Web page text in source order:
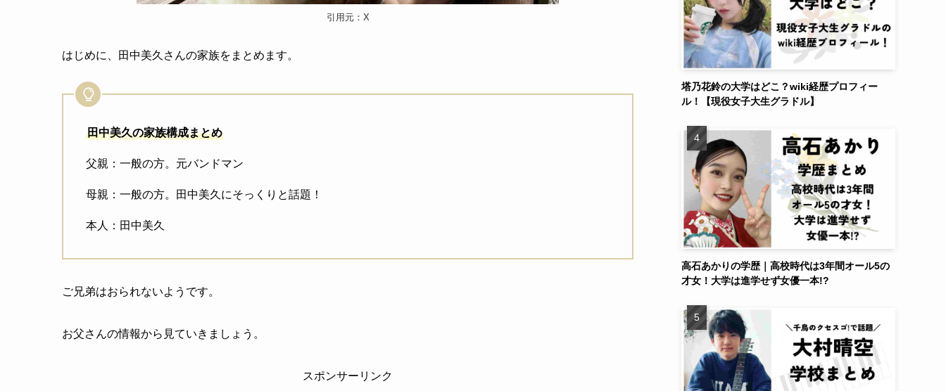
引用元：X
はじめに、田中美久さんの家族をまとめます。
田中美久の家族構成まとめ
父親：一般の方。元バンドマン
母親：一般の方。田中美久にそっくりと話題！
本人：田中美久
ご兄弟はおられないようです。
お父さんの情報から見ていきましょう。
スポンサーリンク
塔乃花鈴の大学はどこ？wiki経歴プロフィー
ル！【現役女子大生グラドル】
高石あかりの学歴｜高校時代は3年間オール5の
才女！大学は進学せず女優一本!?